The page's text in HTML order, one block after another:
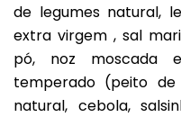
de legumes natural,
extra virgem , sal
pó, noz moscada
temperado (peito
natural, cebola,